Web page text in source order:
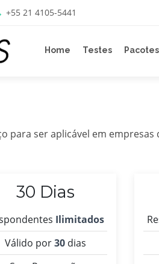
+55 21 4105-5441
Home Testes Pacotes
para ser aplicável em
30 Dias
Ilimitados
Válido por30 dias